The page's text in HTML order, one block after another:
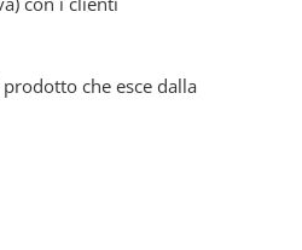
che esce dalla